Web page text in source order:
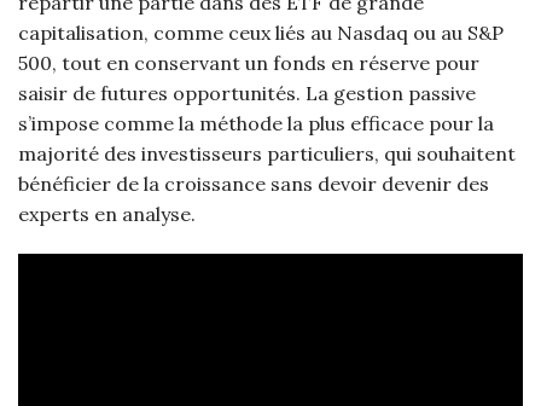
capitalisation, comme ceux liés au Nasdaq ou au S&P
500, tout en conservant un fonds en réserve pour
saisir de futures opportunités. La gestion passive
s’impose comme la méthode la plus efficace pour la
majorité des investisseurs particuliers, qui souhaitent
bénéficier de la croissance sans devoir devenir des
experts en analyse.